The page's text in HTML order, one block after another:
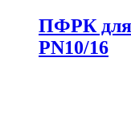
ПФРК
PN10/16